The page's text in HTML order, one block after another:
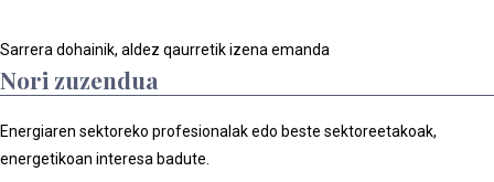
Sarrera dohainik, aldez qaurretik izena emanda
Nori zuzendua
Energiaren sektoreko profesionalak edo beste sektoreetakoak,
energetikoan interesa badute.